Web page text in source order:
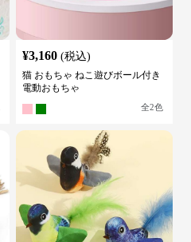
¥3,160 (税込)
猫 おもちゃ ねこ遊びボール付き
電動おもちゃ
全2色